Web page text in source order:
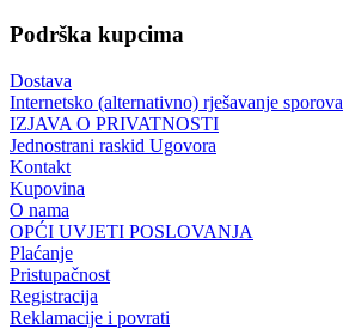
Podrška kupcima
Dostava
Internetsko (alternativno) rješavanje sporova
IZJAVA O PRIVATNOSTI
Jednostrani raskid Ugovora
Kontakt
Kupovina
O nama
OPĆI UVJETI POSLOVANJA
Plaćanje
Pristupačnost
Registracija
Reklamacije i povrati